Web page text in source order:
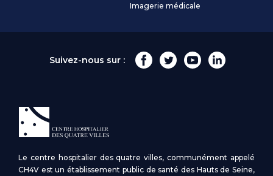
Imagerie médicale
Suivez-nous sur :
Le centre hospitalier des quatre villes, communément appelé
CH4V est un établissement public de santé des Hauts de Seine,